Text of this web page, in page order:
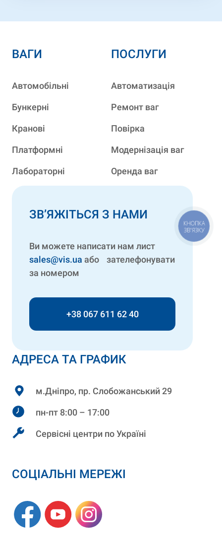
АДРЕСА ТА ГРАФИК
м.Дніпро, пр. Слобожанський 29
пн-пт 8:00 – 17:00
Сервісні центри по Україні
СОЦІАЛЬНІ МЕРЕЖІ
ВАГИ
Автомобільні
Бункерні
Кранові
Платформні
Лабораторні
ПОСЛУГИ
Автоматизація
Ремонт ваг
Повірка
Модернізація ваг
Оренда ваг
ЗВ’ЯЖІТЬСЯ З НАМИ
Ви можете написати нам лист
sales@vis.ua або зателефонувати
за номером
+38 067 611 62 40
КНОПКА
ЗВ'ЯЗКУ